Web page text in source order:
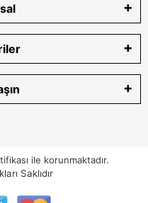
ile korunmaktadır.
Saklıdır